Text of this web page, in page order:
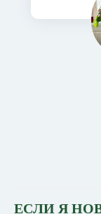
ЕСЛИ Я